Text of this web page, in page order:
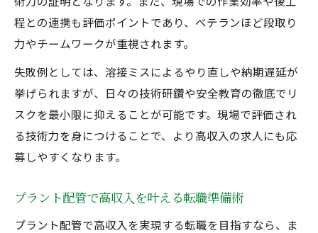
程との連携も評価ポイントであり、ベテランほど段取り
力やチームワークが重視されます。
失敗例としては、溶接ミスによるやり直しや納期遅延が
挙げられますが、日々の技術研鑽や安全教育の徹底でリ
スクを最小限に抑えることが可能です。現場で評価され
る技術力を身につけることで、より高収入の求人にも応
募しやすくなります。
プラント配管で高収入を叶える転職準備術
プラント配管で高収入を実現する転職を目指すなら、ま